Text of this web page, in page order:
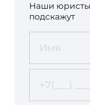
Наши юристы
подскажут